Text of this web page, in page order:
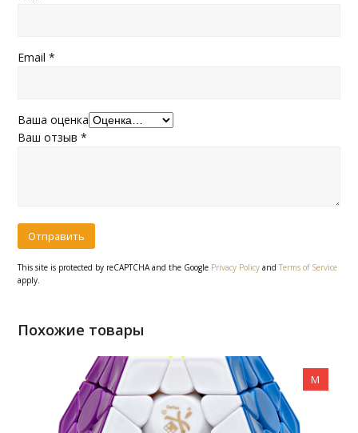
Email*
Ваша оценка
Ваш отзыв*
This site is protected by reCAPTCHA and the Google Privacy Policy andTerms of Service
apply.
Похожие товары
M